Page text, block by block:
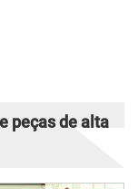
peças de alta